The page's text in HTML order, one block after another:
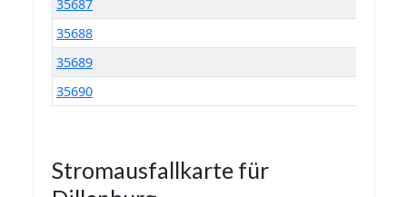
35687
35688
35689
35690
Stromausfallkarte für